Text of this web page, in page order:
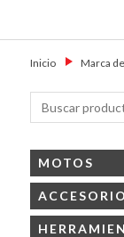
Motoshop
Ezeiza
Inicio→ Marca
Buscar
por:
MOTOS